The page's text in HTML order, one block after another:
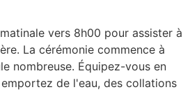
vers 8h00 pour assister à
La cérémonie commence à
nombreuse. Équipez-vous en
de l'eau, des collations